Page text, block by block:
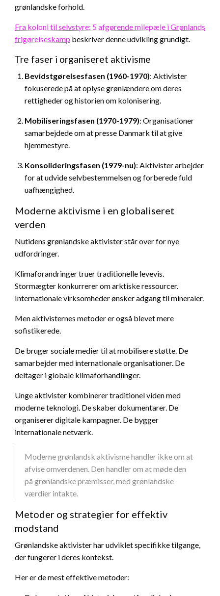
grønlandske forhold.
Fra koloni til selvstyre: 5 afgørende milepæle i Grønlands
frigørelseskamp beskriver denne udvikling grundigt.
Tre faser i organiseret aktivisme
Bevidstgørelsesfasen (1960-1970): Aktivister
fokuserede på at oplyse grønlændere om deres
rettigheder og historien om kolonisering.
Mobiliseringsfasen (1970-1979): Organisationer
samarbejdede om at presse Danmark til at give
hjemmestyre.
Konsolideringsfasen (1979-nu): Aktivister arbejder
for at udvide selvbestemmelsen og forberede fuld
uafhængighed.
Moderne aktivisme i en globaliseret
verden
Nutidens grønlandske aktivister står over for nye
udfordringer.
Klimaforandringer truer traditionelle levevis.
Stormægter konkurrerer om arktiske ressourcer.
Internationale virksomheder ønsker adgang til mineraler.
Men aktivisternes metoder er også blevet mere
sofistikerede.
De bruger sociale medier til at mobilisere støtte. De
samarbejder med internationale organisationer. De
deltager i globale klimaforhandlinger.
Unge aktivister kombinerer traditionel viden med
moderne teknologi. De skaber dokumentarer. De
organiserer digitale kampagner. De bygger
internationale netværk.
Moderne grønlandsk aktivisme handler ikke om at
afvise omverdenen. Den handler om at møde den
på grønlandske præmisser, med grønlandske
værdier intakte.
Metoder og strategier for effektiv
modstand
Grønlandske aktivister har udviklet specifikke tilgange,
der fungerer i deres kontekst.
Her er de mest effektive metoder: